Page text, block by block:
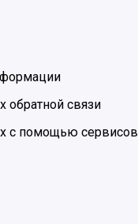
обратной связи
с помощью сервисов